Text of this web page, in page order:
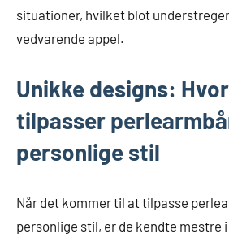
situationer, hvilket blot
vedvarende appel.
Unikke designs:
tilpasser
personlige stil
Når det kommer til at tilpasse
personlige stil, er de kendte mestre